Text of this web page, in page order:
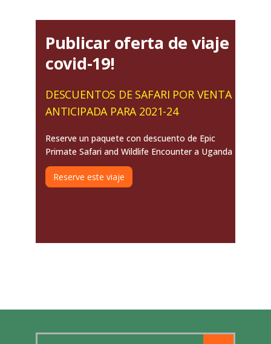
Publicar oferta de viaje
covid-19!
DESCUENTOS DE SAFARI POR VENTA
ANTICIPADA PARA 2021-24
Reserve un paquete con descuento de Epic
Primate Safari and Wildlife Encounter a Uganda
Reserve este viaje